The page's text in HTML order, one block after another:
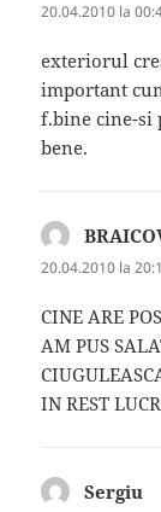
20.04.2010 la
exteriorul
important
f.bine cine-
bene.
20.04.2010 la
CINE ARE
AM PUS
IN REST
Sergiu